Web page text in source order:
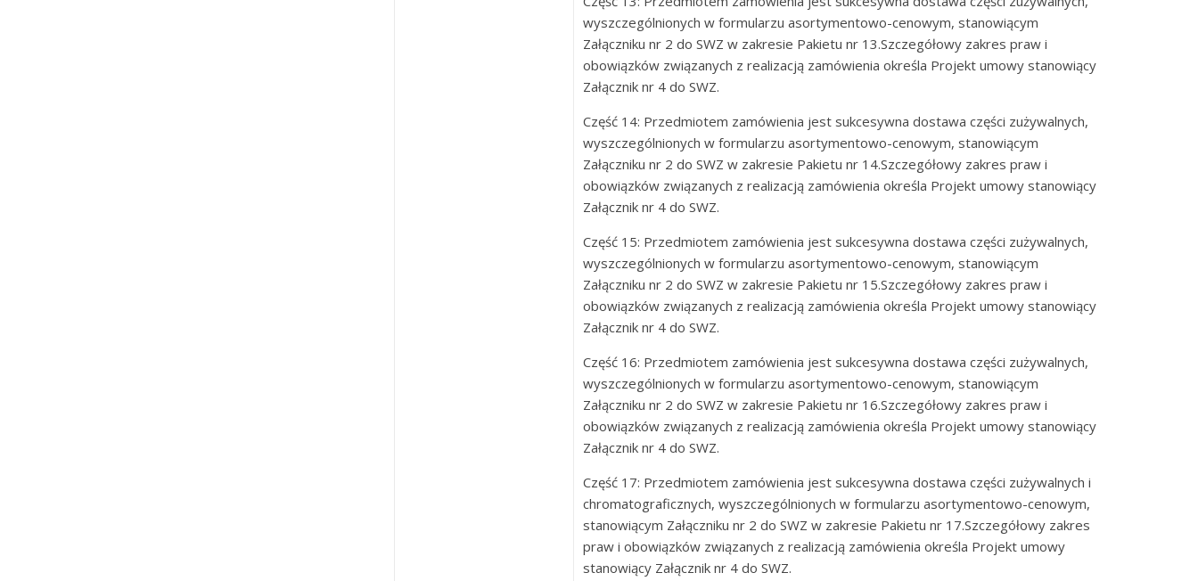
wyszczególnionych w formularzu asortymentowo-cenowym, stanowiącym
Załączniku nr 2 do SWZ w zakresie Pakietu nr 13.Szczegółowy zakres praw i
obowiązków związanych z realizacją zamówienia określa Projekt umowy stanowiący
Załącznik nr 4 do SWZ.
Część 14: Przedmiotem zamówienia jest sukcesywna dostawa części zużywalnych,
wyszczególnionych w formularzu asortymentowo-cenowym, stanowiącym
Załączniku nr 2 do SWZ w zakresie Pakietu nr 14.Szczegółowy zakres praw i
obowiązków związanych z realizacją zamówienia określa Projekt umowy stanowiący
Załącznik nr 4 do SWZ.
Część 15: Przedmiotem zamówienia jest sukcesywna dostawa części zużywalnych,
wyszczególnionych w formularzu asortymentowo-cenowym, stanowiącym
Załączniku nr 2 do SWZ w zakresie Pakietu nr 15.Szczegółowy zakres praw i
obowiązków związanych z realizacją zamówienia określa Projekt umowy stanowiący
Załącznik nr 4 do SWZ.
Część 16: Przedmiotem zamówienia jest sukcesywna dostawa części zużywalnych,
wyszczególnionych w formularzu asortymentowo-cenowym, stanowiącym
Załączniku nr 2 do SWZ w zakresie Pakietu nr 16.Szczegółowy zakres praw i
obowiązków związanych z realizacją zamówienia określa Projekt umowy stanowiący
Załącznik nr 4 do SWZ.
Część 17: Przedmiotem zamówienia jest sukcesywna dostawa części zużywalnych i
chromatograficznych, wyszczególnionych w formularzu asortymentowo-cenowym,
stanowiącym Załączniku nr 2 do SWZ w zakresie Pakietu nr 17.Szczegółowy zakres
praw i obowiązków związanych z realizacją zamówienia określa Projekt umowy
stanowiący Załącznik nr 4 do SWZ.